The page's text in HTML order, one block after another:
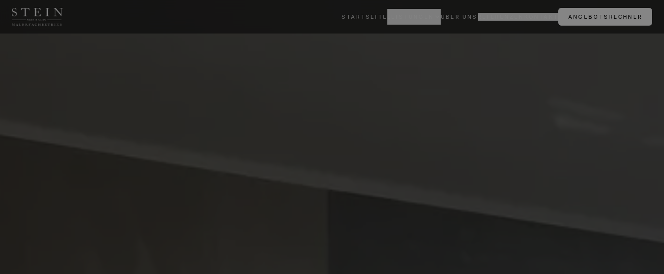
STARTSEITE ÜBER UNS ANGEBOTSRECHNER